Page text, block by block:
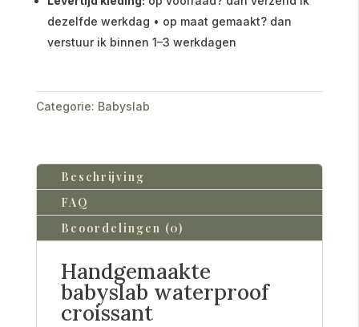
dezelfde werkdag • op maat gemaakt? dan
verstuur ik binnen 1–3 werkdagen
Categorie: Babyslab
Beschrijving
FAQ
Beoordelingen (0)
Handgemaakte
babyslab waterproof
croissant